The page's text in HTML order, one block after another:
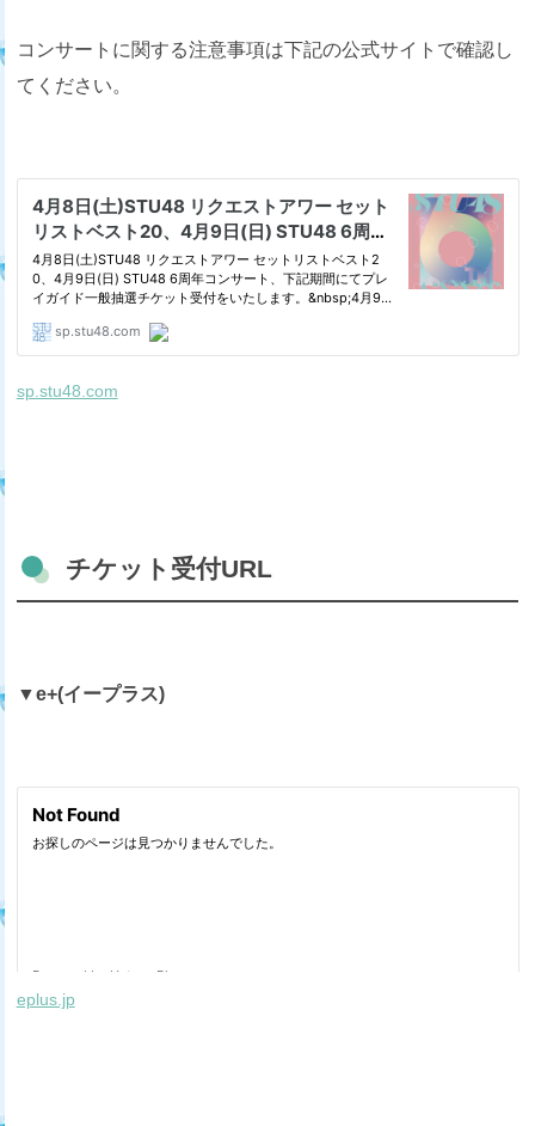
コンサートに関する注意事項は下記の公式サイトで確認し
てください。
sp.stu48.com
チケット受付URL
▼e+(イープラス)
eplus.jp